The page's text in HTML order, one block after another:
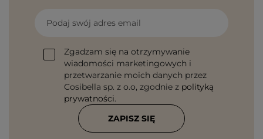
Podaj swój adres email
Zgadzam się na otrzymywanie
wiadomości marketingowych i
przetwarzanie moich danych przez
Cosibella sp. z o.o, zgodnie z polityką
prywatności.
ZAPISZ SIĘ